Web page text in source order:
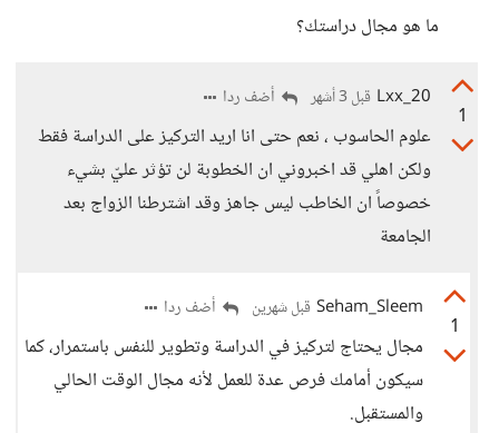
ما هو مجال دراستك؟
1
Lxx_20 قبل 3 أشهر أضف ردا
علوم الحاسوب ، نعم حتى انا اريد التركيز على الدراسة فقط
ولكن اهلي قد اخبروني ان الخطوبة لن تؤثر عليّ بشيء
خصوصاً ان الخاطب ليس جاهز وقد اشترطنا الزواج بعد
الجامعة
1
Seham_Sleem قبل شهرين أضف ردا
مجال يحتاج لتركيز في الدراسة وتطوير للنفس باستمرار، كما
سيكون أمامك فرص عدة للعمل لأنه مجال الوقت الحالي
والمستقبل.